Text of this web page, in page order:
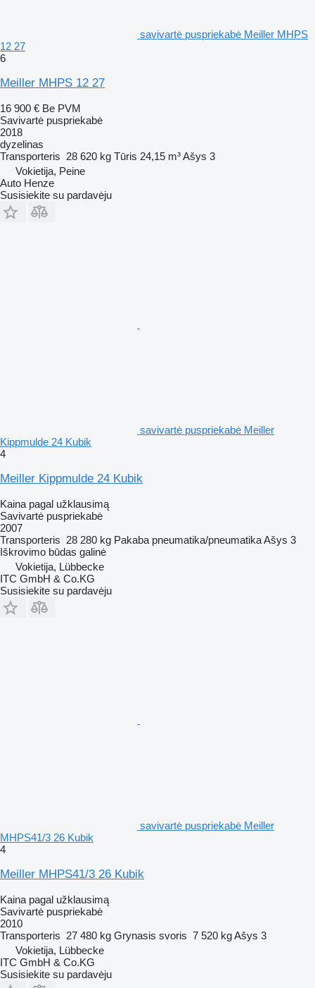
savivartė puspriekabė Meiller MHPS
12 27
6
Meiller MHPS 12 27
16 900 € Be PVM
Savivartė puspriekabė
2018
dyzelinas
Transporteris 28 620 kg Tūris 24,15 m³Ašys 3
Vokietija, Peine
Auto Henze
Susisiekite su pardavėju
savivartė puspriekabė Meiller
Kippmulde 24 Kubik
4
Meiller Kippmulde 24 Kubik
Kaina pagal užklausimą
Savivartė puspriekabė
2007
Transporteris 28 280 kg Pakaba pneumatika/pneumatikaAšys 3
Iškrovimo būdas galinė
Vokietija, Lübbecke
ITC GmbH & Co.KG
Susisiekite su pardavėju
savivartė puspriekabė Meiller
MHPS41/3 26 Kubik
4
Meiller MHPS41/3 26 Kubik
Kaina pagal užklausimą
Savivartė puspriekabė
2010
Transporteris 27 480 kg Grynasis svoris 7 520 kgAšys 3
Vokietija, Lübbecke
ITC GmbH & Co.KG
Susisiekite su pardavėju